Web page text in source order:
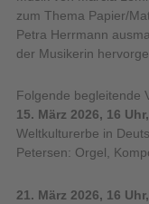
zum Thema Papier/
Petra Herrmann
der Musikerin
Folgende begleitende
15. März 2026, 16 Uhr,
Weltkulturerbe in
Petersen: Orgel,
21. März 2026, 16 Uhr,